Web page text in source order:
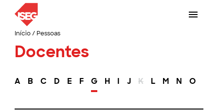
Início/ Pessoas
Docentes
A B C D E F G H I J K L M N O